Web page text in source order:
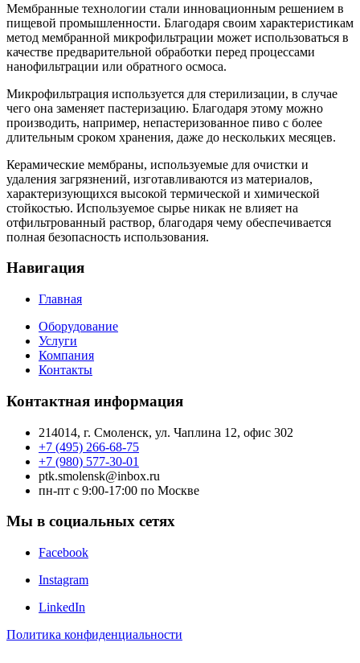
Мембранные технологии стали инновационным решением в
пищевой промышленности. Благодаря своим характеристикам
метод мембранной микрофильтрации может использоваться в
качестве предварительной обработки перед процессами
нанофильтрации или обратного осмоса.
Микрофильтрация используется для стерилизации, в случае
чего она заменяет пастеризацию. Благодаря этому можно
производить, например, непастеризованное пиво с более
длительным сроком хранения, даже до нескольких месяцев.
Керамические мембраны, используемые для очистки и
удаления загрязнений, изготавливаются из материалов,
характеризующихся высокой термической и химической
стойкостью. Используемое сырье никак не влияет на
отфильтрованный раствор, благодаря чему обеспечивается
полная безопасность использования.
Навигация
Главная
Оборудование
Услуги
Компания
Контакты
Контактная информация
214014, г. Смоленск, ул. Чаплина 12, офис 302
+7 (495) 266-68-75
+7 (980) 577-30-01
ptk.smolensk@inbox.ru
пн-пт с 9:00-17:00 по Москве
Мы в социальных сетях
Facebook
Instagram
LinkedIn
Политика конфиденциальности